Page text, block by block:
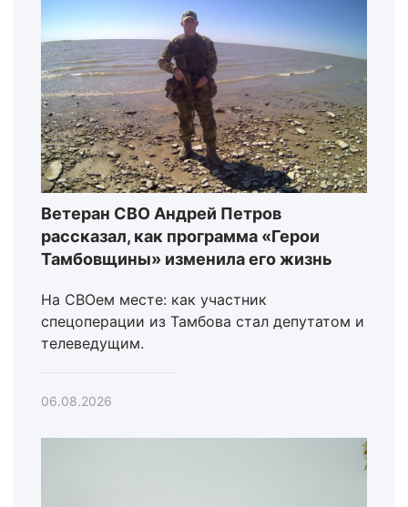
Ветеран СВО Андрей Петров
рассказал, как программа «Герои
Тамбовщины» изменила его жизнь
На СВОем месте: как участник
спецоперации из Тамбова стал депутатом и
телеведущим.
06.08.2026